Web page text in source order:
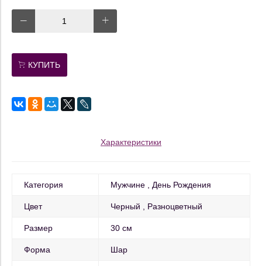
КУПИТЬ
Характеристики
Категория Мужчине День Рождения
Цвет Черный Разноцветный
Размер 30 см
Форма Шар